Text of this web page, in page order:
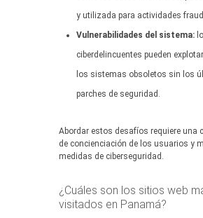
y utilizada para actividades
Vulnerabilidades del sistema:
ciberdelincuentes pueden
los sistemas obsoletos sin los
parches de seguridad.
Abordar estos desafíos requiere una
de concienciación de los usuarios y
medidas de ciberseguridad.
¿Cuáles son los sitios web
visitados en Panamá?